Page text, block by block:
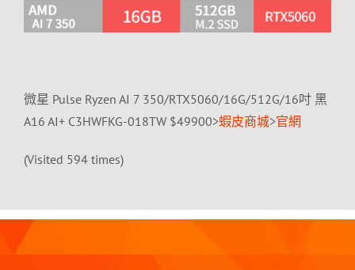
微星 Pulse Ryzen AI 7 350/RTX5060/16G/512G/16吋 黑
A16 AI+ C3HWFKG-018TW $49900>蝦皮商城>官網
(Visited 594 times)